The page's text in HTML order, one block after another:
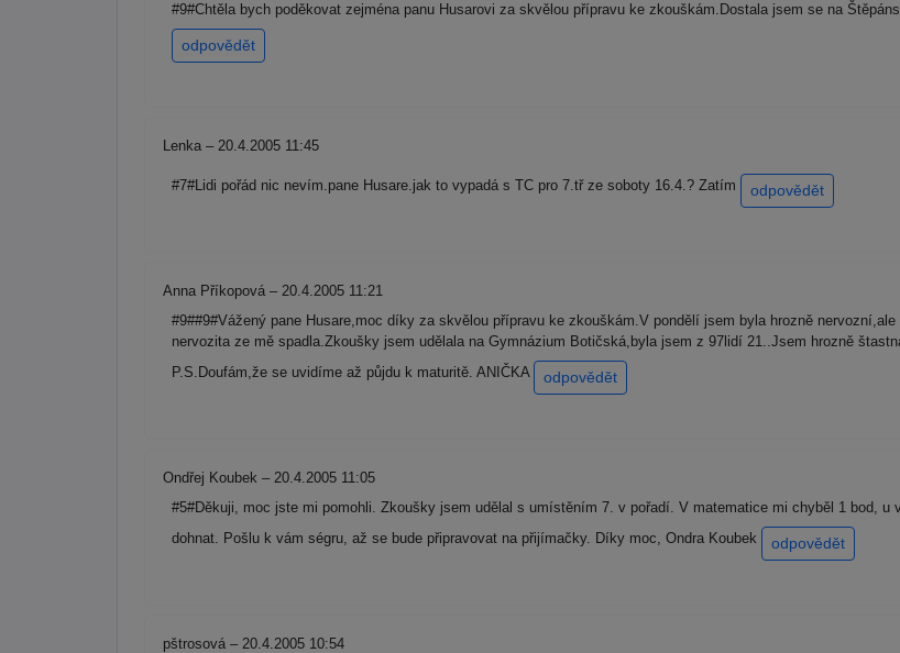
#9#Chtěla bych poděkovat zejména panu Husarovi za skvělou přípravu ke zkouškám.Dostala jsem se na
odpovědět
Lenka – 20.4.2005 11:45
#7#Lidi pořád nic nevím.pane Husare.jak to vypadá s TC pro 7.tř ze soboty 16.4.? Zatím odpovědět
Anna Příkopová – 20.4.2005 11:21
#9##9#Vážený pane Husare,moc díky za skvělou přípravu ke zkouškám.V pondělí jsem byla hrozně
nervozita ze mě spadla.Zkoušky jsem udělala na Gymnázium Botičská,byla jsem z 97lidí 21..Jsem hrozně
P.S.Doufám,že se uvidíme až půjdu k maturitě. ANIČKA
odpovědět
Ondřej Koubek – 20.4.2005 11:05
#5#Děkuji, moc jste mi pomohli. Zkoušky jsem udělal s umístěním 7. v pořadí. V matematice mi chyběl 1 bod,
dohnat. Pošlu k vám ségru, až se bude připravovat na přijímačky. Díky moc, Ondra Koubek
odpovědět
pštrosová – 20.4.2005 10:54